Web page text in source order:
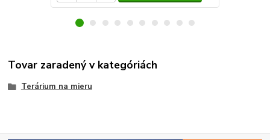
Tovar zaradený v kategóriách
Terárium na mieru